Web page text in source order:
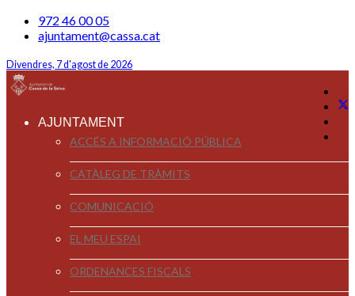
972 46 00 05
ajuntament@cassa.cat
Divendres, 7 d'agost de 2026
AJUNTAMENT
ACCÉS A INFORMACIÓ PÚBLICA
CATÀLEG DE TRÀMITS
COMUNICACIÓ
EL MEU ESPAI
ORDENANCES FISCALS